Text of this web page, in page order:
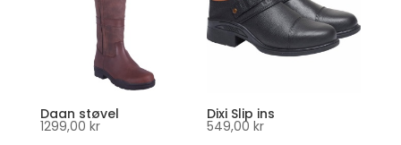
Daan støvel
1299,00 kr
Dixi Slip ins
549,00kr